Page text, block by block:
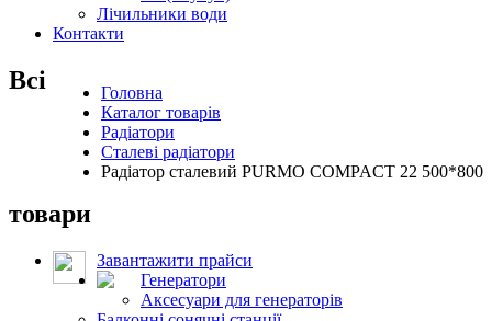
Лічильники води
Контакти
Головна
Каталог товарів
Радіатори
Сталеві радіатори
Радіатор сталевий PURMO COMPACT 22 500*800
Всі
товари
Завантажити прайси
Генератори
Аксесуари для генераторів